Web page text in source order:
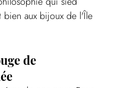
bien aux bijoux de l'Île
de